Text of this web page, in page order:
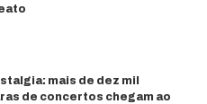
mais de dez mil
de concertos chegam ao